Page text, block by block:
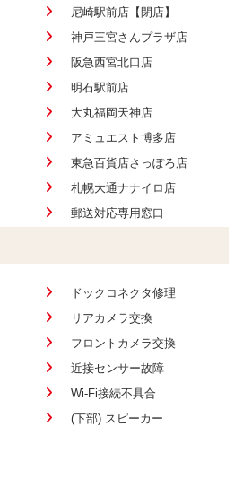
尼崎駅前店【閉店】
神戸三宮さんプラザ店
阪急西宮北口店
明石駅前店
大丸福岡天神店
アミュエスト博多店
東急百貨店さっぽろ店
札幌大通ナナイロ店
郵送対応専用窓口
ドックコネクタ修理
リアカメラ交換
フロントカメラ交換
近接センサー故障
Wi-Fi接続不具合
(下部) スピーカー